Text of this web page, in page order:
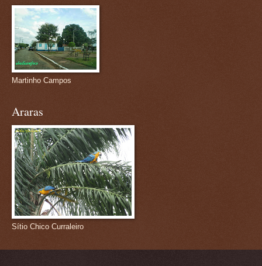
Martinho Campos
Araras
Sítio Chico Curraleiro